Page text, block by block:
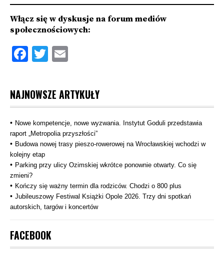
Włącz się w dyskusje na forum mediów
społecznościowych:
Facebook
Twitter
NAJNOWSZE ARTYKUŁY
Nowe kompetencje, nowe wyzwania. Instytut Goduli przedstawia
raport „Metropolia przyszłości”
Budowa nowej trasy pieszo‑rowerowej na Wrocławskiej wchodzi w
kolejny etap
Parking przy ulicy Ozimskiej wkrótce ponownie otwarty. Co się
zmieni?
Kończy się ważny termin dla rodziców. Chodzi o 800 plus
Jubileuszowy Festiwal Książki Opole 2026. Trzy dni spotkań
autorskich, targów i koncertów
FACEBOOK